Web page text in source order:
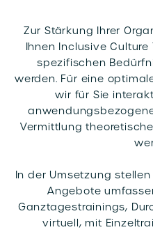
Zur Stärkung Ihrer
Ihnen Inclusive
spezifischen
werden. Für eine
wir für Sie
Vermittlung
In der Umsetzung
Angebote
Ganztagestrainings,
virtuell, mit